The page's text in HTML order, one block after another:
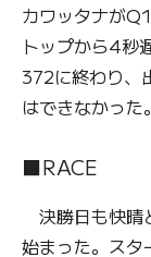
カワッタナが
トップから4秒
372に終わり、
はできなかった。
■RACE
決勝日も快晴
始まった。スタ